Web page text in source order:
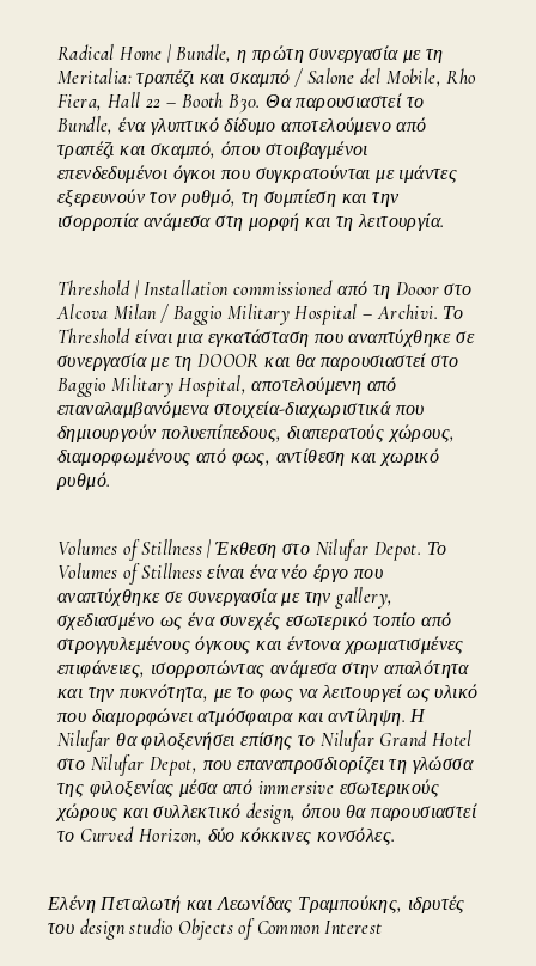
Radical Home | Bundle, η πρώτη συνεργασία με τη
Meritalia: τραπέζι και σκαμπό / Salone del Mobile, Rho
Fiera, Hall 22 – Booth B30. Θα παρουσιαστεί το
Bundle, ένα γλυπτικό δίδυμο αποτελούμενο από
τραπέζι και σκαμπό, όπου στοιβαγμένοι
επενδεδυμένοι όγκοι που συγκρατούνται με ιμάντες
εξερευνούν τον ρυθμό, τη συμπίεση και την
ισορροπία ανάμεσα στη μορφή και τη λειτουργία.
Threshold | Installation commissioned από τη Dooor στο
Alcova Milan / Baggio Military Hospital – Archivi. Το
Threshold είναι μια εγκατάσταση που αναπτύχθηκε σε
συνεργασία με τη DOOOR και θα παρουσιαστεί στο
Baggio Military Hospital, αποτελούμενη από
επαναλαμβανόμενα στοιχεία-διαχωριστικά που
δημιουργούν πολυεπίπεδους, διαπερατούς χώρους,
διαμορφωμένους από φως, αντίθεση και χωρικό
ρυθμό.
Volumes of Stillness | Έκθεση στο Nilufar Depot. Το
Volumes of Stillness είναι ένα νέο έργο που
αναπτύχθηκε σε συνεργασία με την gallery,
σχεδιασμένο ως ένα συνεχές εσωτερικό τοπίο από
στρογγυλεμένους όγκους και έντονα χρωματισμένες
επιφάνειες, ισορροπώντας ανάμεσα στην απαλότητα
και την πυκνότητα, με το φως να λειτουργεί ως υλικό
που διαμορφώνει ατμόσφαιρα και αντίληψη. Η
Nilufar θα φιλοξενήσει επίσης το Nilufar Grand Hotel
στο Nilufar Depot, που επαναπροσδιορίζει τη γλώσσα
της φιλοξενίας μέσα από immersive εσωτερικούς
χώρους και συλλεκτικό design, όπου θα παρουσιαστεί
το Curved Horizon, δύο κόκκινες κονσόλες.
Ελένη Πεταλωτή και Λεωνίδας Τραμπούκης, ιδρυτές
του design studio Objects of Common Interest